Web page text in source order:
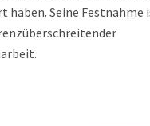
haben. Seine Festnahme